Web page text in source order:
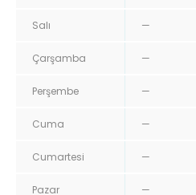
Salı —
Çarşamba —
Perşembe —
Cuma —
Cumartesi —
Pazar —